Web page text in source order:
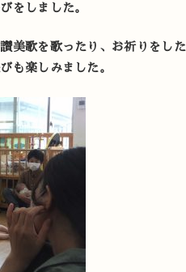
をしました。
美歌を歌ったり、お祈りをした
も楽しみました。